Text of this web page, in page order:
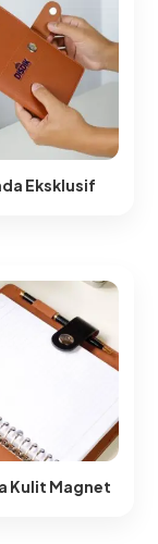
Eksklusif
Kulit Magnet​